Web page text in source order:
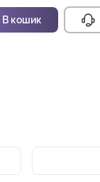
В кошик